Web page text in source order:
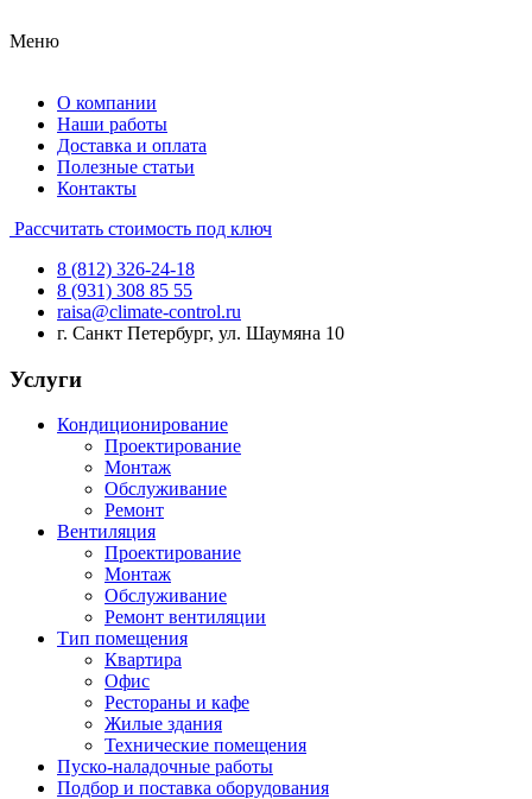
Меню
О компании
Наши работы
Доставка и оплата
Полезные статьи
Контакты
Рассчитать стоимость под ключ
8 (812) 326-24-18
8 (931) 308 85 55
raisa@climate-control.ru
г. Санкт Петербург, ул. Шаумяна 10
Услуги
Кондиционирование
Проектирование
Монтаж
Обслуживание
Ремонт
Вентиляция
Проектирование
Монтаж
Обслуживание
Ремонт вентиляции
Тип помещения
Квартира
Офис
Рестораны и кафе
Жилые здания
Технические помещения
Пуско-наладочные работы
Подбор и поставка оборудования